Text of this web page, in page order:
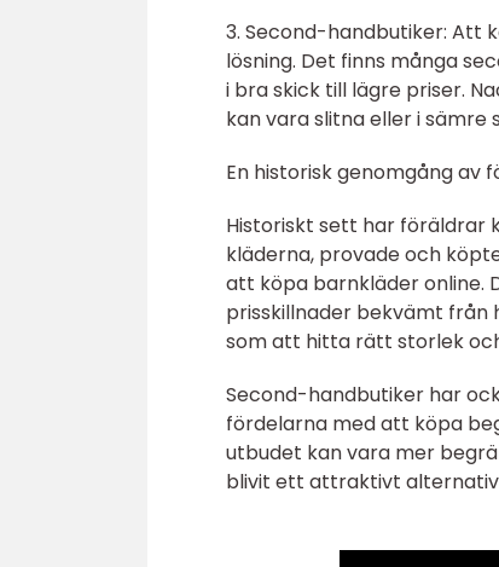
3. Second-handbutiker: Att
lösning. Det finns många
i bra skick till lägre priser.
kan vara slitna eller i sämre
En historisk genomgång
Historiskt sett har föräldrar
kläderna, provade och
att köpa barnkläder
prisskillnader bekvämt från
som att hitta rätt storlek
Second-handbutiker har
fördelarna med att köpa
utbudet kan vara mer
blivit ett attraktivt